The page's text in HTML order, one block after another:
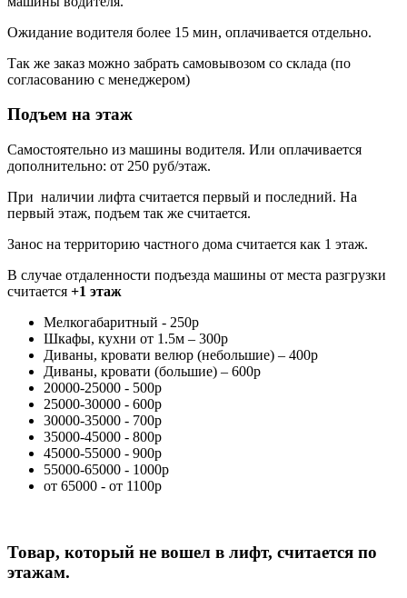
Ожидание водителя более 15 мин, оплачивается отдельно.
Так же заказ можно забрать самовывозом со склада (по
согласованию с менеджером)
Подъем на этаж
Самостоятельно из машины водителя. Или оплачивается
дополнительно: от 250 руб/этаж.
При наличии лифта считается первый и последний. На
первый этаж, подъем так же считается.
Занос на территорию частного дома считается как 1 этаж.
В случае отдаленности подъезда машины от места разгрузки
считается +1 этаж
Мелкогабаритный - 250р
Шкафы, кухни от 1.5м – 300р
Диваны, кровати велюр (небольшие) – 400р
Диваны, кровати (большие) – 600р
20000-25000 - 500р
25000-30000 - 600р
30000-35000 - 700р
35000-45000 - 800р
45000-55000 - 900р
55000-65000 - 1000р
от 65000 - от 1100р
Товар, который не вошел в лифт, считается по
этажам.